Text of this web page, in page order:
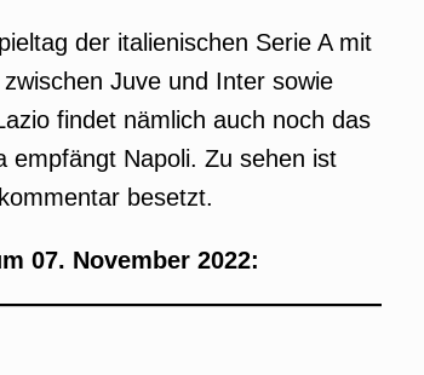
der italienischen Serie A mit
Juve und Inter sowie
findet nämlich auch noch das
empfängt Napoli. Zu sehen ist
besetzt.
07. November 2022: